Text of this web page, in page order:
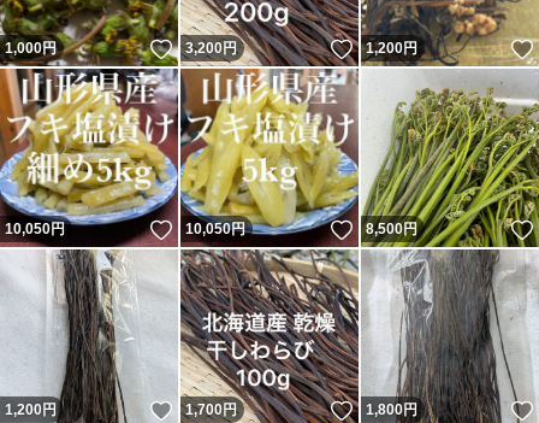
1,000円 いいね！
3,200円 いいね！
1,200円
10,050円 いいね！
10,050円 いいね！
8,500円
1,200 円 いいね！
1,700円 いいね！
1,800円